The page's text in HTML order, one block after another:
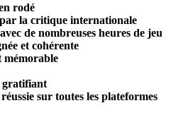
rodé
la critique internationale
de nombreuses heures de jeu
et cohérente
mémorable
gratifiant
sur toutes les plateformes